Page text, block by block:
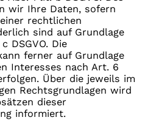
wir Ihre Daten, sofern
rechtlichen
sind auf Grundlage
DSGVO. Die
ferner auf Grundlage
Interesses nach Art. 6
Über die jeweils im
Rechtsgrundlagen wird
dieser
informiert.